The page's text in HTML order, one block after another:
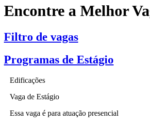
Encontre a Melhor
Filtro de vagas
Programas de Estágio
Edificações
Vaga de Estágio
Essa vaga é para atuação presencial